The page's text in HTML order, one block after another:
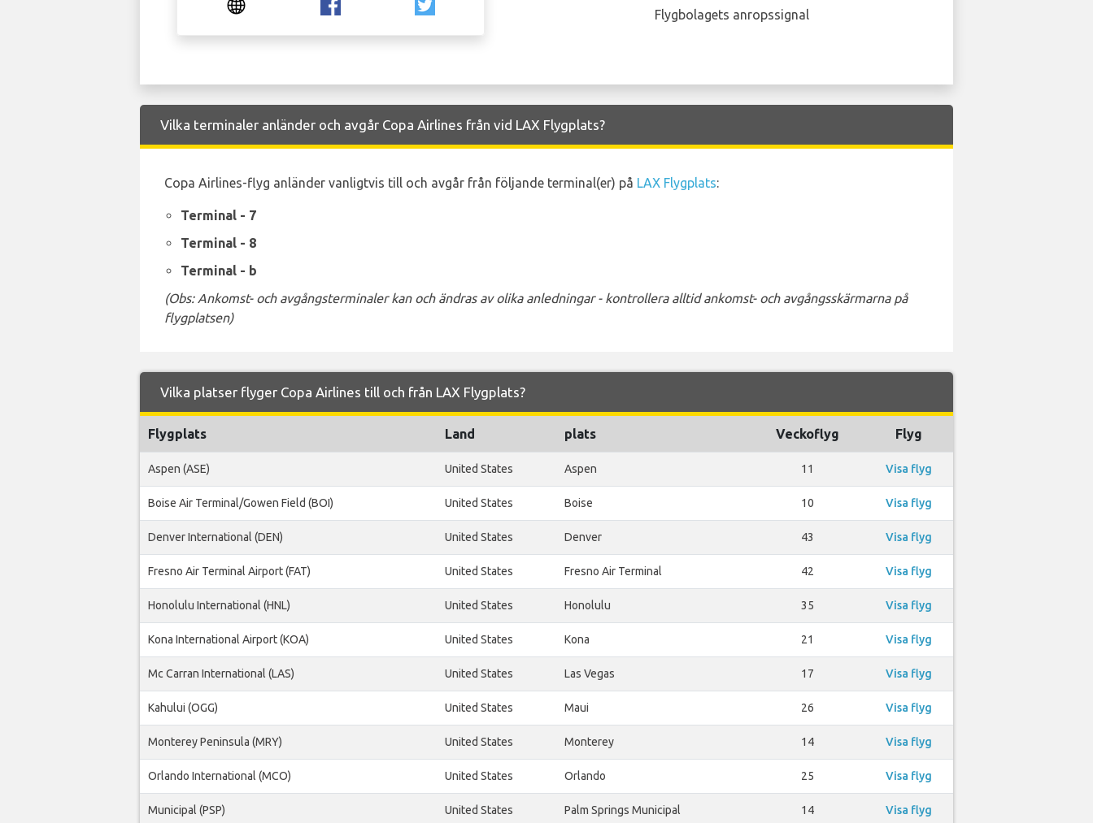
Flygbolagets anropssignal
Vilka terminaler anländer och avgår Copa Airlines från vid LAX Flygplats?
Copa Airlines-flyg anländer vanligtvis till och avgår från följande terminal(er) på LAX Flygplats:
Terminal - 7
Terminal - 8
Terminal - b
(Obs: Ankomst- och avgångsterminaler kan och ändras av olika anledningar - kontrollera alltid ankomst- och avgångsskärmarna på
flygplatsen)
Vilka platser flyger Copa Airlines till och från LAX Flygplats?
Flygplats Land plats Veckoflyg Flyg
Aspen (ASE) United States Aspen 11 Visa flyg
Boise Air Terminal/Gowen Field (BOI) United States Boise 10 Visa flyg
Denver International (DEN) United States Denver 43 Visa flyg
Fresno Air Terminal Airport (FAT) United States Fresno Air Terminal 42 Visa flyg
Honolulu International (HNL) United States Honolulu 35 Visa flyg
Kona International Airport (KOA) United States Kona 21 Visa flyg
Mc Carran International (LAS) United States Las Vegas 17 Visa flyg
Kahului (OGG) United States Maui 26 Visa flyg
Monterey Peninsula (MRY) United States Monterey 14 Visa flyg
Orlando International (MCO) United States Orlando 25 Visa flyg
Municipal (PSP) United States Palm Springs Municipal 14 Visa flyg